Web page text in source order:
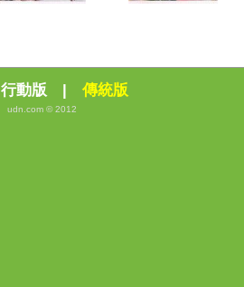
行動版 | 傳統版
udn.com © 2012